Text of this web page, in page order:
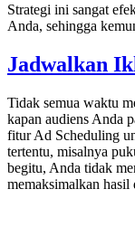
Strategi ini sangat
Anda, sehingga
Jadwalkan
Tidak semua waktu
kapan audiens Anda
fitur Ad Scheduling
tertentu, misalnya
begitu, Anda tidak
memaksimalkan hasil